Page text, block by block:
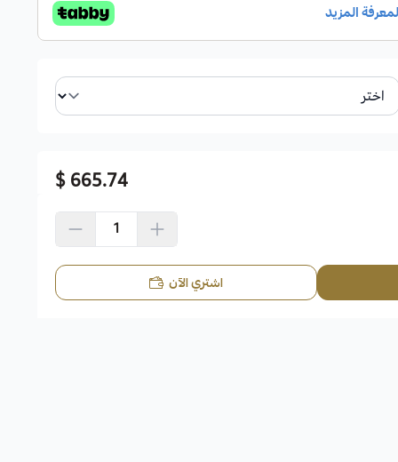
665.74 $
اشتري الآن